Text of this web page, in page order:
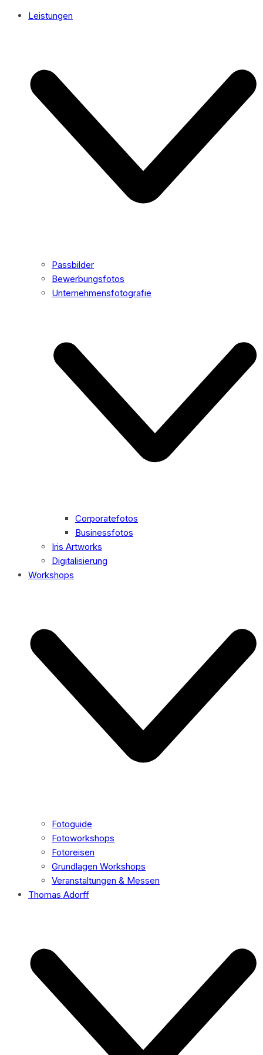
Leistungen
Passbilder
Bewerbungsfotos
Unternehmensfotografie
Corporatefotos
Businessfotos
Iris Artworks
Digitalisierung
Workshops
Fotoguide
Fotoworkshops
Fotoreisen
Grundlagen Workshops
Veranstaltungen & Messen
Thomas Adorff